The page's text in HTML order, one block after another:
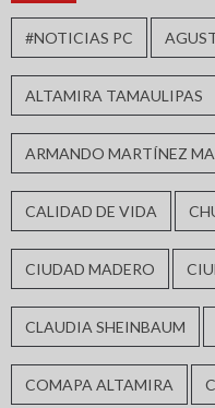
#NOTICIAS PC
ALTAMIRA TAMAULIPAS
ARMANDO MARTÍNEZ
CALIDAD DE VIDA
CIUDAD MADERO
CLAUDIA SHEINBAUM
COMAPA ALTAMIRA